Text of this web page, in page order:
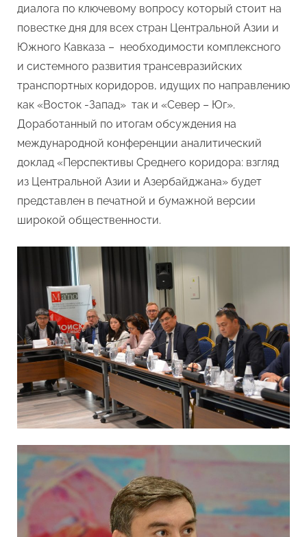
диалога по ключевому вопросу который стоит на
повестке дня для всех стран Центральной Азии и
Южного Кавказа – необходимости комплексного
и системного развития трансевразийских
транспортных коридоров, идущих по направлению
как «Восток -Запад» так и «Север – Юг».
Доработанный по итогам обсуждения на
международной конференции аналитический
доклад «Перспективы Среднего коридора: взгляд
из Центральной Азии и Азербайджана» будет
представлен в печатной и бумажной версии
широкой общественности.